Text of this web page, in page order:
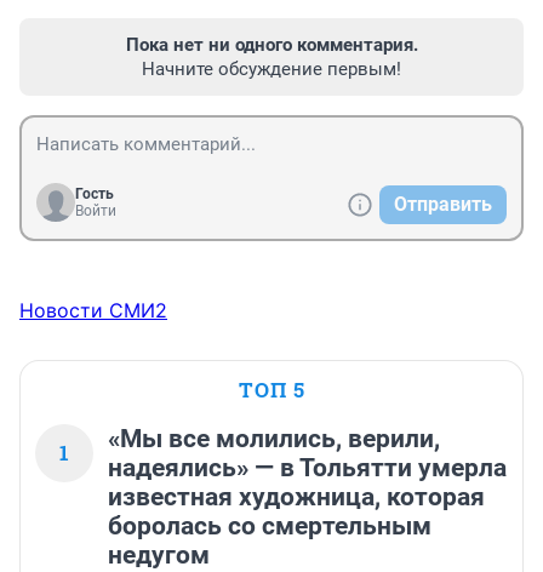
Пока нет ни одного комментария.
Начните обсуждение первым!
Гость
Войти
Отправить
Новости СМИ2
ТОП 5
1
«Мы все молились, верили,
надеялись» — в Тольятти умерла
известная художница, которая
боролась со смертельным
недугом